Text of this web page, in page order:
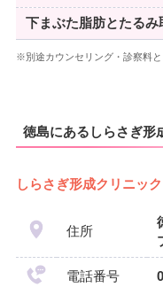
下まぶた脂肪とたるみ
※別途カウンセリング・診察料
徳島にあるしらさぎ形
しらさぎ形成クリニッ
住所
電話番号